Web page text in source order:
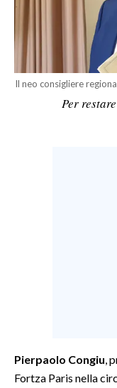
SERVIZI ALLE IMPRESE
LAVORO
BANDI
SPETTACOLI
Il neo consigliere
Per
Pierpaolo Congiu ,
Fortza Paris nella